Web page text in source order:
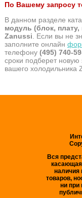
По Вашему запросу
В данном разделе
модуль (блок,
Zanussi. Если вы не
заполните онлайн
телефону (495) 740-
сроки подберет
вашего холодильника
Вся
наличия
товаров,
ни при